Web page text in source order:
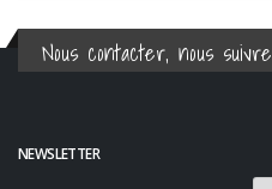
Nous contacter, nous suivre
NEWSLETTER